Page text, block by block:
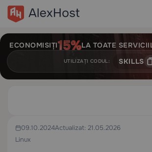
ECONOMISIȚI LA TOATE
UTILIZAȚI CODUL: SKILLS
09.10.2024Actualizat: 21.05.2026
Linux